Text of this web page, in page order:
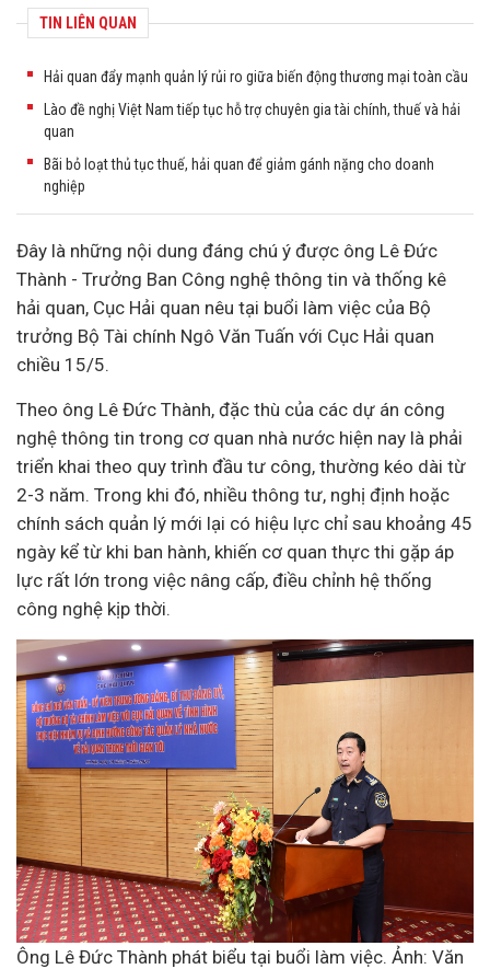
TIN LIÊN QUAN
Hải quan đẩy mạnh quản lý rủi ro giữa biến động thương mại toàn cầu
Lào đề nghị Việt Nam tiếp tục hỗ trợ chuyên gia tài chính, thuế và hải
quan
Bãi bỏ loạt thủ tục thuế, hải quan để giảm gánh nặng cho doanh
nghiệp
Đây là những nội dung đáng chú ý được ông Lê Đức
Thành - Trưởng Ban Công nghệ thông tin và thống kê
hải quan, Cục Hải quan nêu tại buổi làm việc của Bộ
trưởng Bộ Tài chính Ngô Văn Tuấn với Cục Hải quan
chiều 15/5.
Theo ông Lê Đức Thành, đặc thù của các dự án công
nghệ thông tin trong cơ quan nhà nước hiện nay là phải
triển khai theo quy trình đầu tư công, thường kéo dài từ
2-3 năm. Trong khi đó, nhiều thông tư, nghị định hoặc
chính sách quản lý mới lại có hiệu lực chỉ sau khoảng 45
ngày kể từ khi ban hành, khiến cơ quan thực thi gặp áp
lực rất lớn trong việc nâng cấp, điều chỉnh hệ thống
công nghệ kịp thời.
Ông Lê Đức Thành phát biểu tại buổi làm việc. Ảnh: Văn